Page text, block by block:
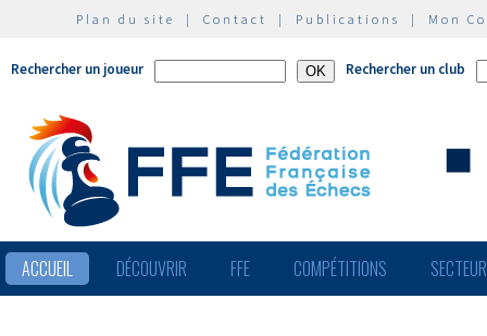
Plan du site | Contact | Publications | Mon
Rechercher un joueur Rechercher un club
ACCUEIL DÉCOUVRIR FFE COMPÉTITIONS